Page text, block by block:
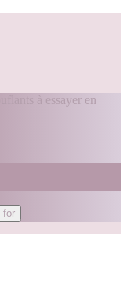
à essayer en
for